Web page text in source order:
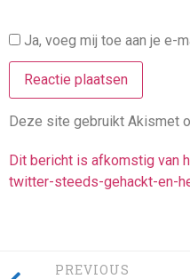
Ja, voeg mij toe aan je e-
Deze site gebruikt Akismet
Dit bericht is afkomstig van
twitter-steeds-gehackt-en-
PREVIOUS